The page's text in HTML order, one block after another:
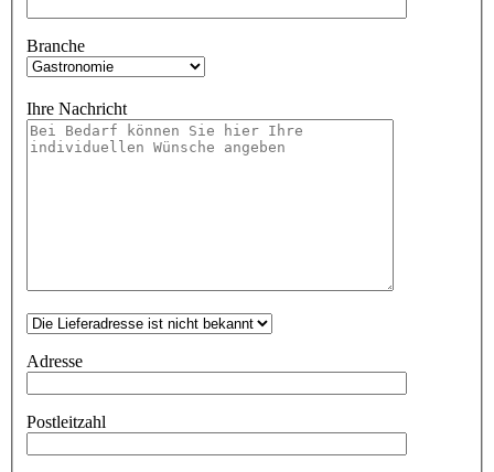
Branche
Ihre Nachricht
Adresse
Postleitzahl